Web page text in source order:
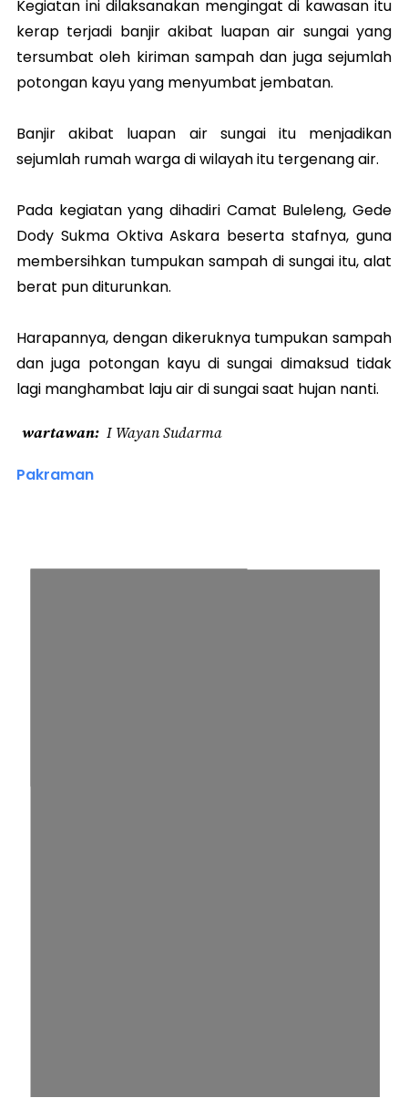
Kegiatan ini dilaksanakan mengingat di kawasan itu
kerap terjadi banjir akibat luapan air sungai yang
tersumbat oleh kiriman sampah dan juga sejumlah
potongan kayu yang menyumbat jembatan.
Banjir akibat luapan air sungai itu menjadikan
sejumlah rumah warga di wilayah itu tergenang air.
Pada kegiatan yang dihadiri Camat Buleleng, Gede
Dody Sukma Oktiva Askara beserta stafnya, guna
membersihkan tumpukan sampah di sungai itu, alat
berat pun diturunkan.
Harapannya, dengan dikeruknya tumpukan sampah
dan juga potongan kayu di sungai dimaksud tidak
lagi manghambat laju air di sungai saat hujan nanti.
wartawan I Wayan Sudarma
Pakraman